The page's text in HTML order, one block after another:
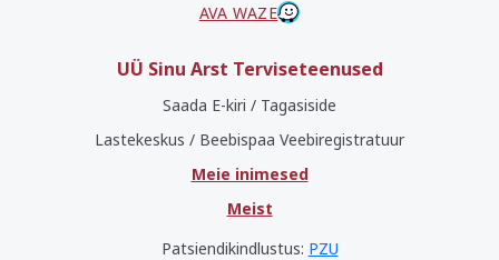
AVA WAZE
UÜ Sinu Arst Terviseteenused
Saada E-kiri / Tagasiside
Lastekeskus / Beebispaa Veebiregistratuur
Meie inimesed
Meist
Patsiendikindlustus: PZU